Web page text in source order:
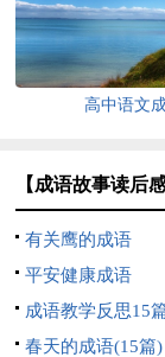
高中语文
【成语故事读后
有关鹰的成语
平安健康成语
成语教学反思15
春天的成语(15篇)